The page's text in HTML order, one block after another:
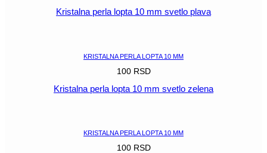
Kristalna perla lopta 10 mm svetlo plava
KRISTALNA PERLA LOPTA 10 MM
100 RSD
Kristalna perla lopta 10 mm svetlo zelena
KRISTALNA PERLA LOPTA 10 MM
100 RSD